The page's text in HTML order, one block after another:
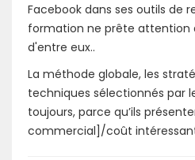
Facebook dans ses outils de
formation ne prête attention
d'entre eux..
La méthode globale, les
techniques sélectionnés par
toujours, parce qu’ils
commercial]/coût